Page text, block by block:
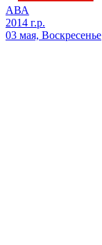
АВА
2014 г.р.
03 мая, Воскресенье